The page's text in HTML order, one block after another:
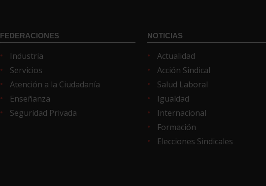
FEDERACIONES
Industria
Servicios
Atención a la Ciudadanía
Enseñanza
Seguridad Privada
NOTICIAS
Actualidad
Acción Sindical
Salud Laboral
Igualdad
Internacional
Formación
Elecciones Sindicales